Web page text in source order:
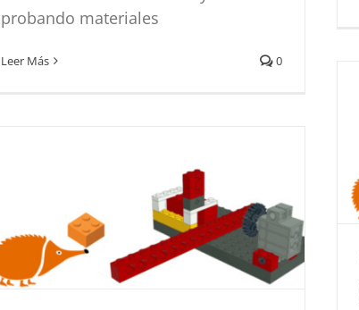
probando materiales
Leer Más 0